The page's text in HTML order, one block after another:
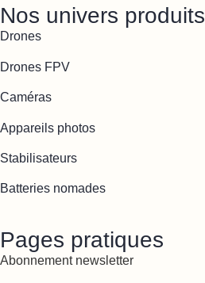
Nos univers produits
Drones
Drones FPV
Caméras
Appareils photos
Stabilisateurs
Batteries nomades
Pages pratiques
Abonnement newsletter